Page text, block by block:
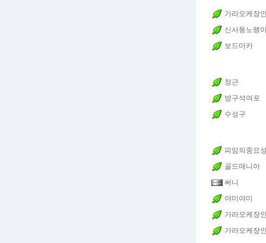
가라오케장
신사동노랭
보드마카
정근
방구석여포
수성구
피임의중요
골드매니아
써니
야미야미
가라오케장
가라오케장